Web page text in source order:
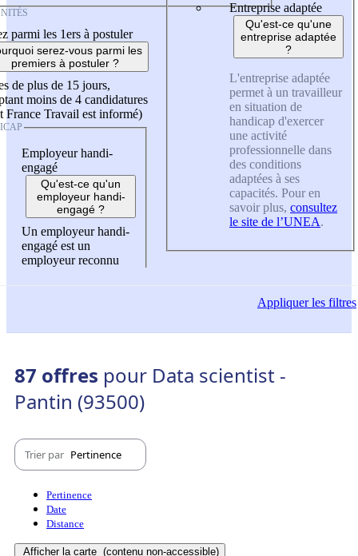
parmi les 1ers à postuler
serez-vous parmi les
premiers à postuler ?
de plus de 15 jours,
moins de 4 candidatures
France Travail est informé)
Employeur handi-
engagé
Qu'est-ce qu'un
employeur handi-
engagé ?
Un employeur handi-
engagé est un
employeur reconnu
Entreprise adaptée
Qu'est-ce qu'une
entreprise adaptée
?
L'entreprise adaptée
permet à un travailleur
en situation de
handicap d'exercer
une activité
professionnelle dans
des conditions
adaptées à ses
capacités. Pour en
savoir plus, consultez
le site de l’UNEA.
Appliquerles filtres
87 offres pour Data scientist -
Pantin (93500)
Trier par Pertinence
Pertinence
Date
Distance
Afficher la carte (contenu non-accessible)